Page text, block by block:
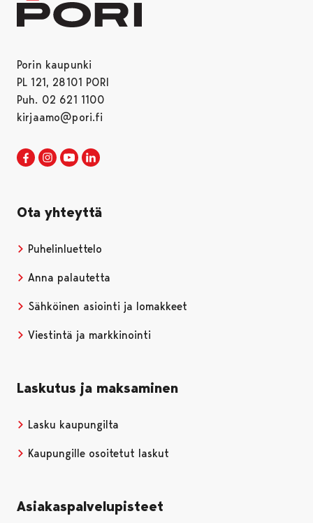
Porin kaupunki
PL 121, 28101 PORI
Puh. 02 621 1100
kirjaamo@pori.fi
Porin kaupunki Facebookissa
Avautuu uudessa välilehdessä
Porin kaupunki Instagramissa
Avautuu uudessa välilehdessä
Porin kaupunki Youtubessa
Avautuu uudessa välilehdessä
Ota yhteyttä
Puhelinluettelo
Anna palautetta
Sähköinen asiointi ja lomakkeet
Viestintä ja markkinointi
Laskutus ja maksaminen
Lasku kaupungilta
Kaupungille osoitetut laskut
Asiakaspalvelupisteet